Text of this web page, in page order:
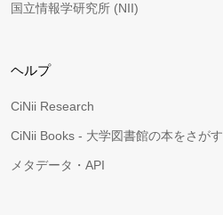
国立情報学研究所 (NII)
ヘルプ
CiNii Research
CiNii Books - 大学図書館の本をさがす
メタデータ・API